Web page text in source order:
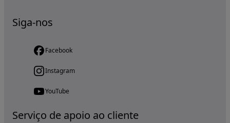
Siga-nos
Facebook
Instagram
YouTube
Serviço de apoio ao cliente